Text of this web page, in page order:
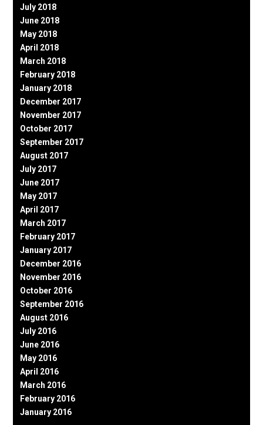
July 2018
June 2018
May 2018
April 2018
March 2018
February 2018
January 2018
December 2017
November 2017
October 2017
September 2017
August 2017
July 2017
June 2017
May 2017
April 2017
March 2017
February 2017
January 2017
December 2016
November 2016
October 2016
September 2016
August 2016
July 2016
June 2016
May 2016
April 2016
March 2016
February 2016
January 2016